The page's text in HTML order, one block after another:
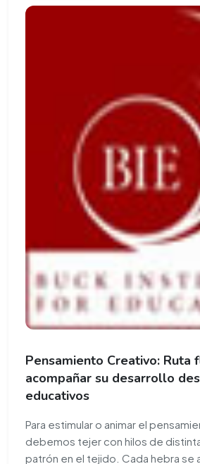
Pensamiento Creativo: Ruta
acompañar su desarrollo
educativos
Para estimular o animar el
debemos tejer con hilos de
patrón en el tejido. Cada hebra se